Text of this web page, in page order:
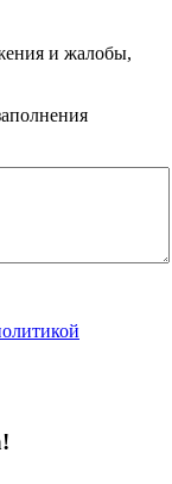
и жалобы,